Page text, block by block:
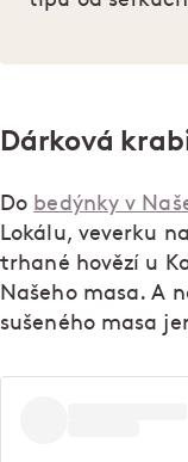
Dárková
Do bedýnky v
Lokálu, veverku
trhané hovězí u
Našeho masa. A
sušeného masa